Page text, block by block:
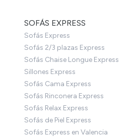
SOFÁS EXPRESS
Sofás Express
Sofás 2/3 plazas Express
Sofás Chaise Longue Express
Sillones Express
Sofás Cama Express
Sofás Rinconera Express
Sofás Relax Express
Sofás de Piel Express
Sofás Express en Valencia